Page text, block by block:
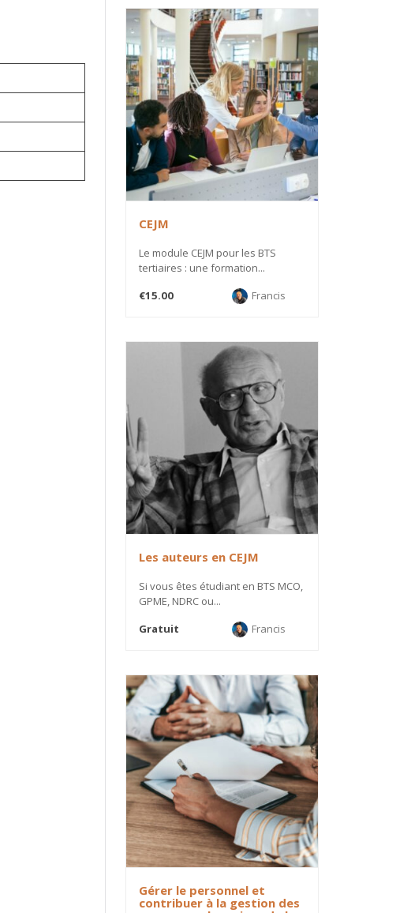
CEJM
Le module CEJM pour les BTS
tertiaires : une formation...
€15.00
Francis
Les auteurs en CEJM
Si vous êtes étudiant en BTS MCO,
GPME, NDRC ou...
Gratuit
Francis
Gérer le personnel et
contribuer à la gestion des